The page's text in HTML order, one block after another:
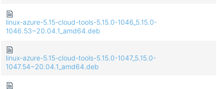
linux-azure-5.15-cloud-tools-5.15.0-1046_5.15.0-
1046.53~20.04.1_amd64.deb
linux-azure-5.15-cloud-tools-5.15.0-1047_5.15.0-
1047.54~20.04.1_amd64.deb